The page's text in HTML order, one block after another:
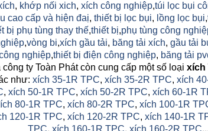
, khớp nối xich, xích công nghiệp,túi lọc bụi
cao cấp và hiện đaị, thiết bị lọc bụi, lồng lọc bụi,
bị phụ tùng thay thế,thiết bị,phụ tùng công
,vòng bi,xích gầu tải, băng tải xích, gầu tải
nghiệp,thiết bị điện công nghiệp, băng tải
công ty Toàn Phát còn cung cấp một số loại xích
như: xích 35-1R TPC, xích 35-2R TPC, xích
, xích 50-1R TPC, xích 50-2R TPC, xích 60-1R
80-1R TPC, xích 80-2R TPC, xích 100-1R
120-1R TPC, xích 120-2R TPC, xích 140-1R
TPC, xích 160-1R TPC, xích 160-2R TPC